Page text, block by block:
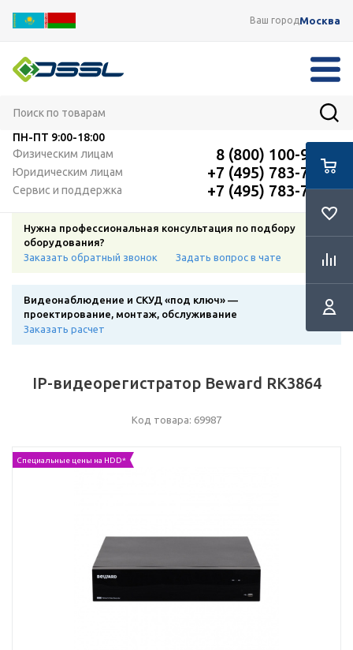
Ваш городМосква
ПН-ПТ 9:00-18:00
Физическим лицам
8 (800) 100-91-12
Юридическим лицам +7 (495) 783-72-87
Сервис и поддержка +7 (495) 783-72-87
Нужна профессиональная консультация по подбору
оборудования?
Заказать обратный звонок
Задать вопрос в чате
Видеонаблюдение и СКУД «под ключ» —
проектирование, монтаж, обслуживание
Заказать расчет
IP-видеорегистратор Beward RK3864
Код товара: 69987
Специальные цены на HDD*